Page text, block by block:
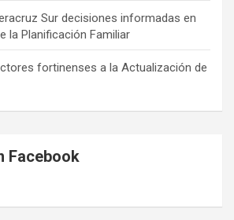
Sur decisiones informadas en
la Planificación Familiar
fortinenses a la Actualización de
Facebook